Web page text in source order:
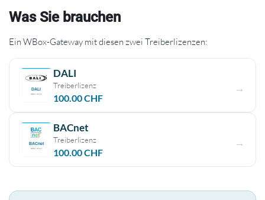
Was Sie brauchen
Ein WBox-Gateway mit diesen zwei Treiberlizenzen:
DALI
Treiberlizenz
100.00CHF
BACnet
Treiberlizenz
100.00CHF